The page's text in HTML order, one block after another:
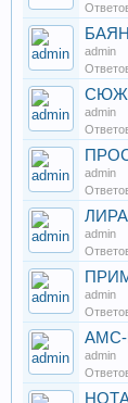
admin
admin
admin
ЛИРА
admin
admin
admin